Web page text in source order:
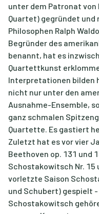
unter dem Patronat von
Quartet) gegründet und
Philosophen Ralph
Begründer des
benannt, hat es
Quartettkunst
Interpretationen bilden
nicht nur unter den
Ausnahme-Ensemble,
ganz schmalen
Quartette. Es gastiert
Zuletzt hat es vor vier
Beethoven op. 131 und
Schostakowitsch Nr. 15
vorletzte Saison
und Schubert) gespielt
Schostakowitsch